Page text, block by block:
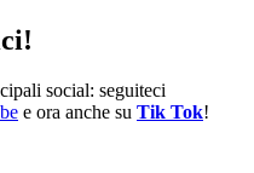
social: seguiteci
e ora anche su Tik Tok!